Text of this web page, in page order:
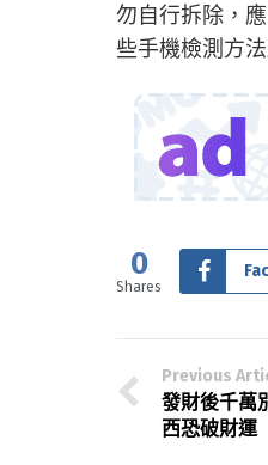
勿自行拆除，
些手機檢測方
0
Shares
Previous
發財後千萬
西恐破財運